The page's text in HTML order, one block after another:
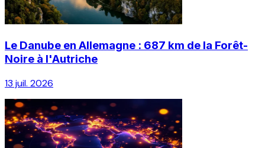
Le Danube en Allemagne : 687 km de la Forêt-
Noire à l'Autriche
13 juil. 2026